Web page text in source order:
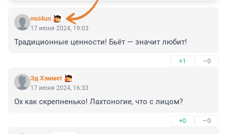
mol4un
17 июня 2024, 19:03
Традиционные ценности! Бьёт — значит любит!
+1 –0
Эд Хэммет
17 июня 2024, 16:33
Ох как скрепненько! Лахтоногие, что с лицом?
+0 –0